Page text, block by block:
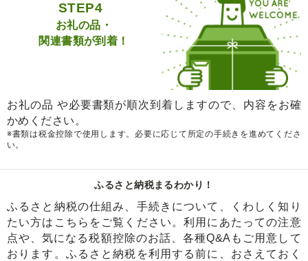
STEP4
お礼の品・
関連書類が到着！
お礼の品 や必要書類が順次到着しますので、内容をお確
かめください。
※書類は税金控除で使用します。必要に応じて所定の手続きを進めてくださ
い。
ふるさと納税まるわかり！
ふるさと納税の仕組み、手続きについて、くわしく知り
たい方はこちらをご覧ください。利用にあたっての注意
点や、気になる税額控除のお話、各種Q&Aもご用意して
おります。ふるさと納税を利用する前に、おさえておく